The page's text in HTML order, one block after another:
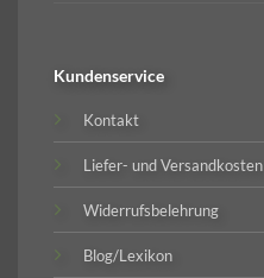
Kundenservice
Kontakt
Liefer- und Versandkosten
Widerrufsbelehrung
Blog/Lexikon